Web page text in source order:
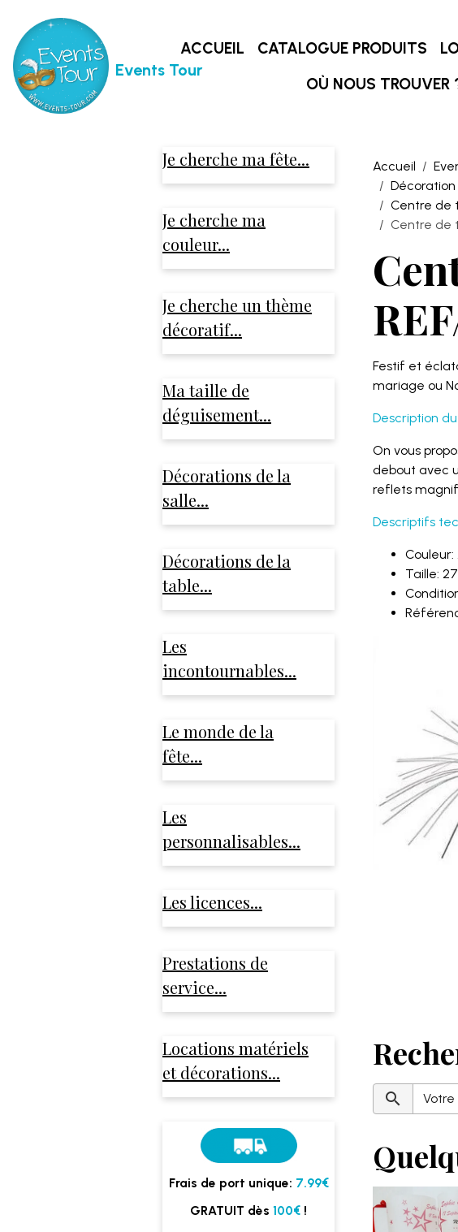
Events Tour
ACCUEIL CATALOGUE PRODUITS
OÙ NOUS TROUVER
Accueil
Centre de
Centre de
Festif et
mariage ou
Description
On vous
debout avec
reflets
Descriptifs
Couleur:
Taille:
Je cherche ma fête...
Je cherche ma
couleur...
Je cherche un thème
décoratif...
Ma taille de
déguisement...
Décorations de la
salle...
Décorations de la
table...
Les
incontournables...
Le monde de la
fête...
Les
personnalisables...
Les licences...
Prestations de
service...
Locations matériels
et décorations...
Frais de port unique: 7.99€
GRATUIT dès 100€ !